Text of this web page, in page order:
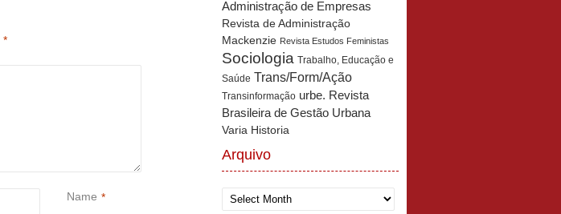
*
Name *
Administração de Empresas
Revista de Administração
Mackenzie Revista Estudos Feministas
Sociologia Trabalho, Educação e
Saúde Trans/Form/Ação
Transinformação urbe. Revista
Brasileira de Gestão Urbana
Varia Historia
Arquivo
Arquivo